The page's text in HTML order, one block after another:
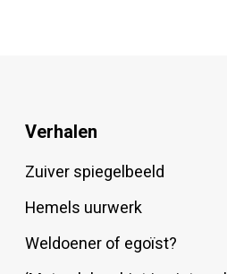
Verhalen
Zuiver spiegelbeeld
Hemels uurwerk
Weldoener of egoïst?